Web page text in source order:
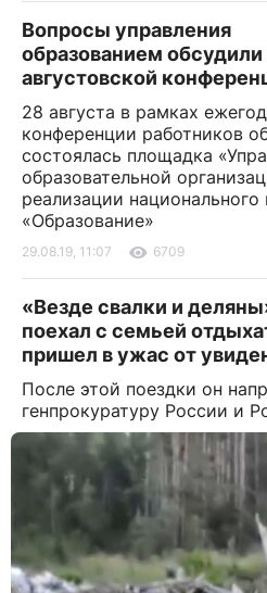
Вопросы управления
образованием обсудили
августовской
28 августа в рамках
конференции работников
состоялась площадка
образовательной
реализации национального
«Образование»
29.08.19, 11:07 6709
«Везде свалки и
поехал с семьей
пришел в ужас от
После этой поездки он
генпрокуратуру России и